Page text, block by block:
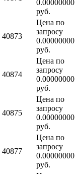
0.00000000
руб.
40873
Цена по
запросу
0.00000000
руб.
40874
Цена по
запросу
0.00000000
руб.
40875
Цена по
запросу
0.00000000
руб.
40877
Цена по
запросу
0.00000000
руб.